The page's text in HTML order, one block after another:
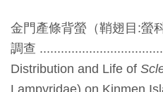
告
資
金門產條背螢 （鞘翅目 :螢
調查
Distribution and Life of
Lampyridae) on Kinmen